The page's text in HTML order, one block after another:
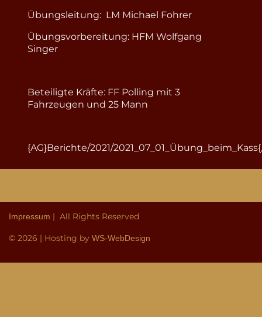
Übungsleitung: LM Michael Fohrer
Übungsvorbereitung: HFM Wolfgang
Singer
Beteiligte Kräfte: FF Polling mit 3
Fahrzeugen und 25 Mann
{AG}Berichte/2021/
Impressum | All Rights Reserved
© 2026 | Hosting by WS-WebDesign